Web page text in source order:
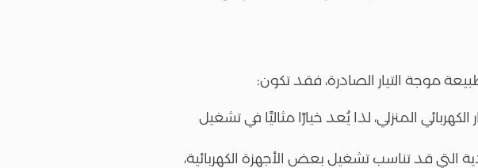
موجة التيار الصادرة، فقد تكون:
المنزلي، لذا يُعد خيارًا مثاليًا في تشغيل
التي قد تناسب تشغيل بعض الأجهزة الكهربائية،